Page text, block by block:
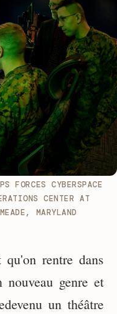
FORCES CYBERSPACE
CENTER AT
MARYLAND
qu'on rentre dans
genre et
un théâtre